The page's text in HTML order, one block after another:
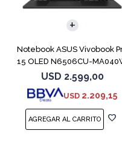
Notebook ASUS Vivobook
15 OLED N6506CU-
RTX 4050
USD 2.599,00
USD 2.209,15
COMPARAR